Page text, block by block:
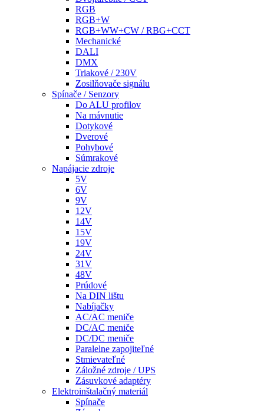
RGB
RGB+W
RGB+WW+CW / RBG+CCT
Mechanické
DALI
DMX
Triakové / 230V
Zosilňovače signálu
Spínače / Senzory
Do ALU profilov
Na mávnutie
Dotykové
Dverové
Pohybové
Súmrakové
Napájacie zdroje
5V
6V
9V
12V
14V
15V
19V
24V
31V
48V
Prúdové
Na DIN lištu
Nabíjačky
AC/AC meniče
DC/AC meniče
DC/DC meniče
Paralelne zapojiteľné
Stmievateľné
Záložné zdroje / UPS
Zásuvkové adaptéry
Elektroinštalačný materiál
Spínače